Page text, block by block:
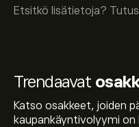
Trendaavat
Katso osakkeet, joiden
kaupankäyntivolyymi
Etsitkö lisätietoja?